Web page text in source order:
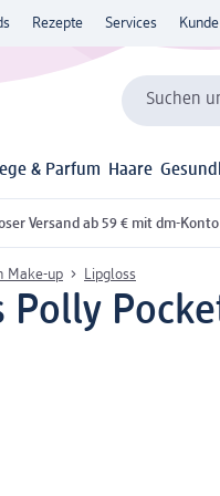
Rezepte Services
Suchen
& Parfum Haare
Versand ab 59 € mit dm-Konto
Make-up Lipgloss
Polly